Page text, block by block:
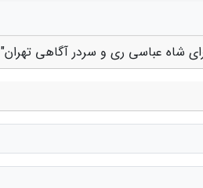
شاه عباسی ری و سردر آگاهی تهران"